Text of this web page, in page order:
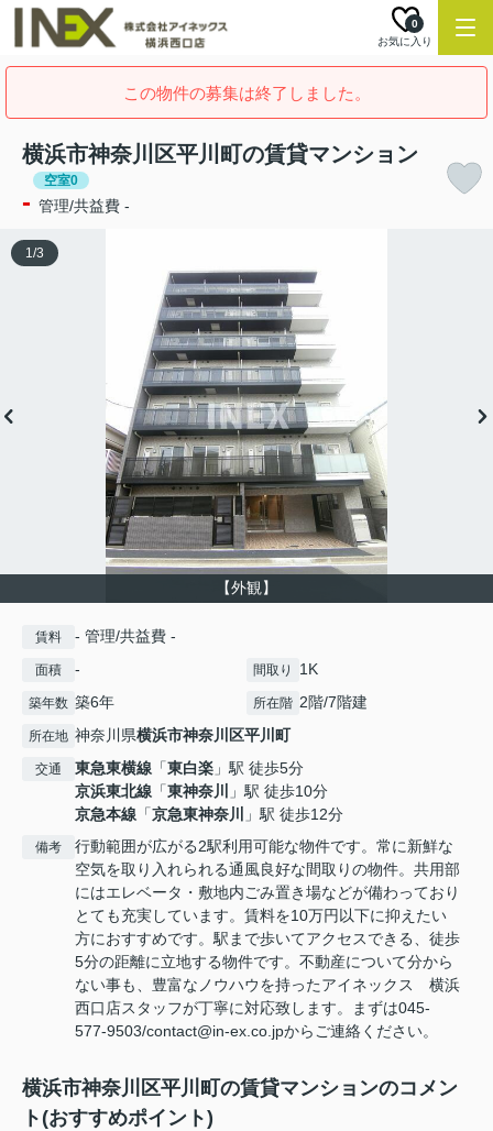
お気に入り
0
この物件の募集は終了しました。
横浜市神奈川区平川町の賃貸マンション
空室0
- 管理/共益費 -
【外観】
1/3
賃料 - 管理/共益費 -
面積 - 間取り 1K
築年数 築6年 所在階 2階/7階建
所在地 神奈川県横浜市神奈川区平川町
交通 東急東横線 「東白楽 」駅 徒歩5分
京浜東北線 「東神奈川
」駅 徒歩10分
京急本線 「京急東神奈川 」駅 徒歩12分
備考
行動範囲が広がる2駅利用可能な物件です。常に新鮮な
空気を取り入れられる通風良好な間取りの物件。共用部
にはエレベータ・敷地内ごみ置き場などが備わっており
とても充実しています。賃料を10万円以下に抑えたい
方におすすめです。駅まで歩いてアクセスできる、徒歩
5分の距離に立地する物件です。不動産について分から
ない事も、豊富なノウハウを持ったアイネックス 横浜
西口店スタッフが丁寧に対応致します。まずは045-
577-9503/contact@in-ex.co.jpからご連絡ください。
横浜市神奈川区平川町の賃貸マンションのコメン
ト(おすすめポイント)